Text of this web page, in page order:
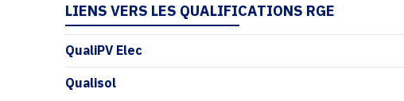
LIENS VERS LES QUALIFICATIONS RGE
QualiPV Elec
Qualisol